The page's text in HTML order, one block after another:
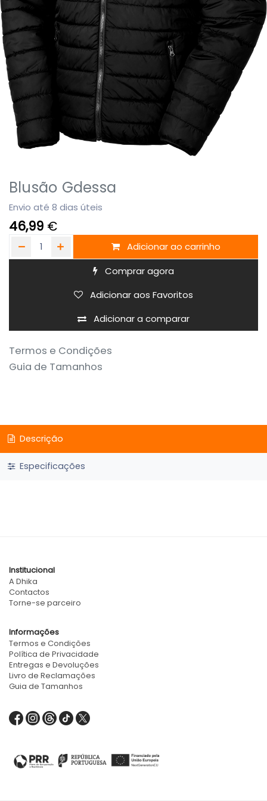
Blusão Gdessa
Envio até 8 dias úteis
46,99 €
Adicionar ao carrinho
Comprar agora
Adicionar a comparar
Adicionar aos Favoritos
Termos e Condições
Guia de Tamanhos
Descrição
Especificações
Institucional
A Dhika
Contactos
Torne-se parceiro
Informações
Termos e Condições
Política de Privacidade
Entregas e Devoluções
Livro de Reclamações
Guia de Tamanhos